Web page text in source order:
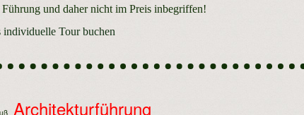
Führung und daher nicht im Preis inbegriffen!
individuelle Tour buchen
Architekturführung